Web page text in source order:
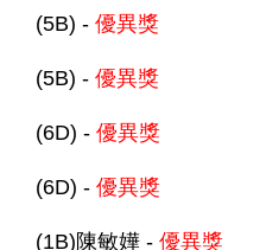
(5B) - 優異獎
(5B) - 優異獎
(6D) - 優異獎
(6D) - 優異獎
(1B)陳敏嬅 - 優異獎